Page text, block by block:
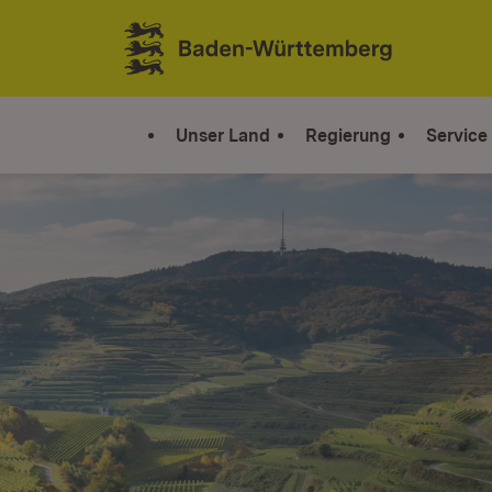
Zum Inhalt springen
Link zur Startseite
Unser Land Regierung Service